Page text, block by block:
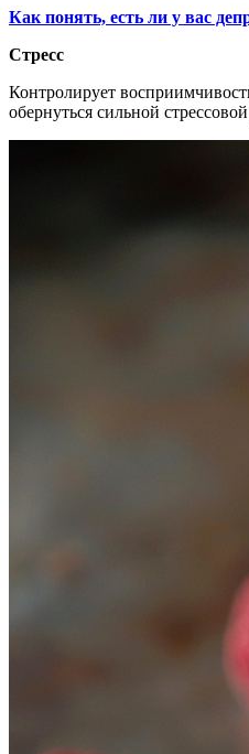
Как понять, есть ли у вас
Стресс
Контролирует
обернуться сильной